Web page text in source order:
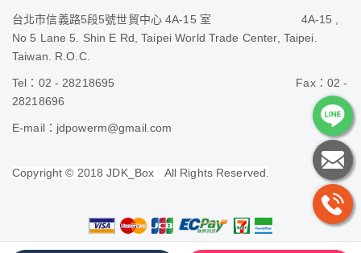
台北市信義路5段5號世貿中心4A-15 室 4A-15 ,
No 5 Lane 5. Shin E Rd, Taipei World Trade Center, Taipei.
Taiwan. R.O.C.
Tel ： 02 - 28218695 Fax： 02 -
28218696
E-mail：jdpowerm@gmail.com
Copyright © 2018 JDK_Box All Rights Reserved.